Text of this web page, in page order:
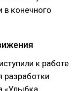
в конечного
к работе
разработки
«Улыбка